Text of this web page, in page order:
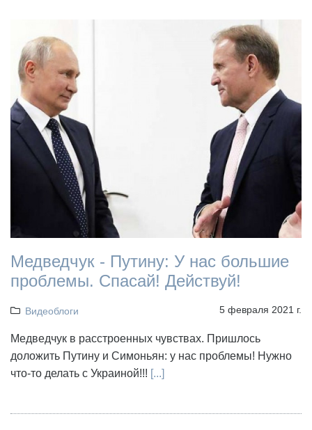
Медведчук - Путину: У нас большие
проблемы. Спасай! Действуй!
Видеоблоги 5 февраля 2021 г.
Медведчук в расстроенных чувствах. Пришлось
доложить Путину и Симоньян: у нас проблемы! Нужно
что-то делать с Украиной!!! [...]